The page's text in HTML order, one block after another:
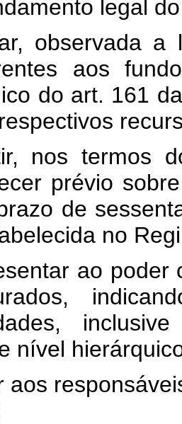
legal
observada a
aos
do art. 161
nos termos
prévio
de
no
ao poder
nível
aos